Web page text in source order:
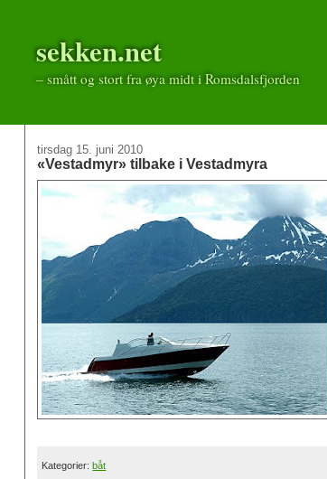
sekken.net
– smått og stort fra øya midt i Romsdalsfjorden
tirsdag 15. juni 2010
«Vestadmyr» tilbake i Vestadmyra
Kategorier:båt